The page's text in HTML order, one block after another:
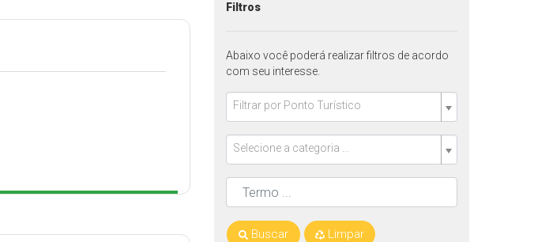
Filtros
Abaixo você poderá realizar filtros de acordo
com seu interesse.
Filtrar por Ponto Turístico
Selecione a categoria ...
Buscar Limpar